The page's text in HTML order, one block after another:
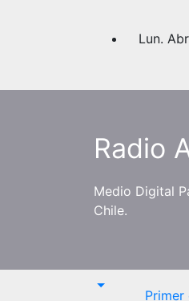
Lun.
Radio
Medio Digital
Chile.
Primer